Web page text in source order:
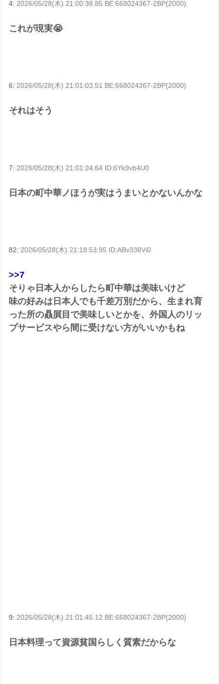
4: 2026/05/28(木) 21:00:38.85 BE:668024367-2BP(2000)
これが現実😭
6:2026/05/28(木) 21:01:03.51 BE:668024367-2BP(2000)
それはそう
7: 2026/05/28(木) 21:01:24.64 ID:6Yk9vb4U0
日本の町中華ノほうが実はうまいとかないんかな
82: 2026/05/28(木) 21:18:53.95 ID:ABv338Vi0
>>7
そりゃ日本人からしたら町中華は美味いけど
味の好みは日本人でも千差万別だから、生まれ育
った所の贔屓目で美味しいとかを、外国人のリッ
プサービスやら間に受けない方がいいかもね
9: 2026/05/28(木) 21:01:45.12 BE:668024367-2BP(2000)
日本料理って資源貧国らしく質素だからな